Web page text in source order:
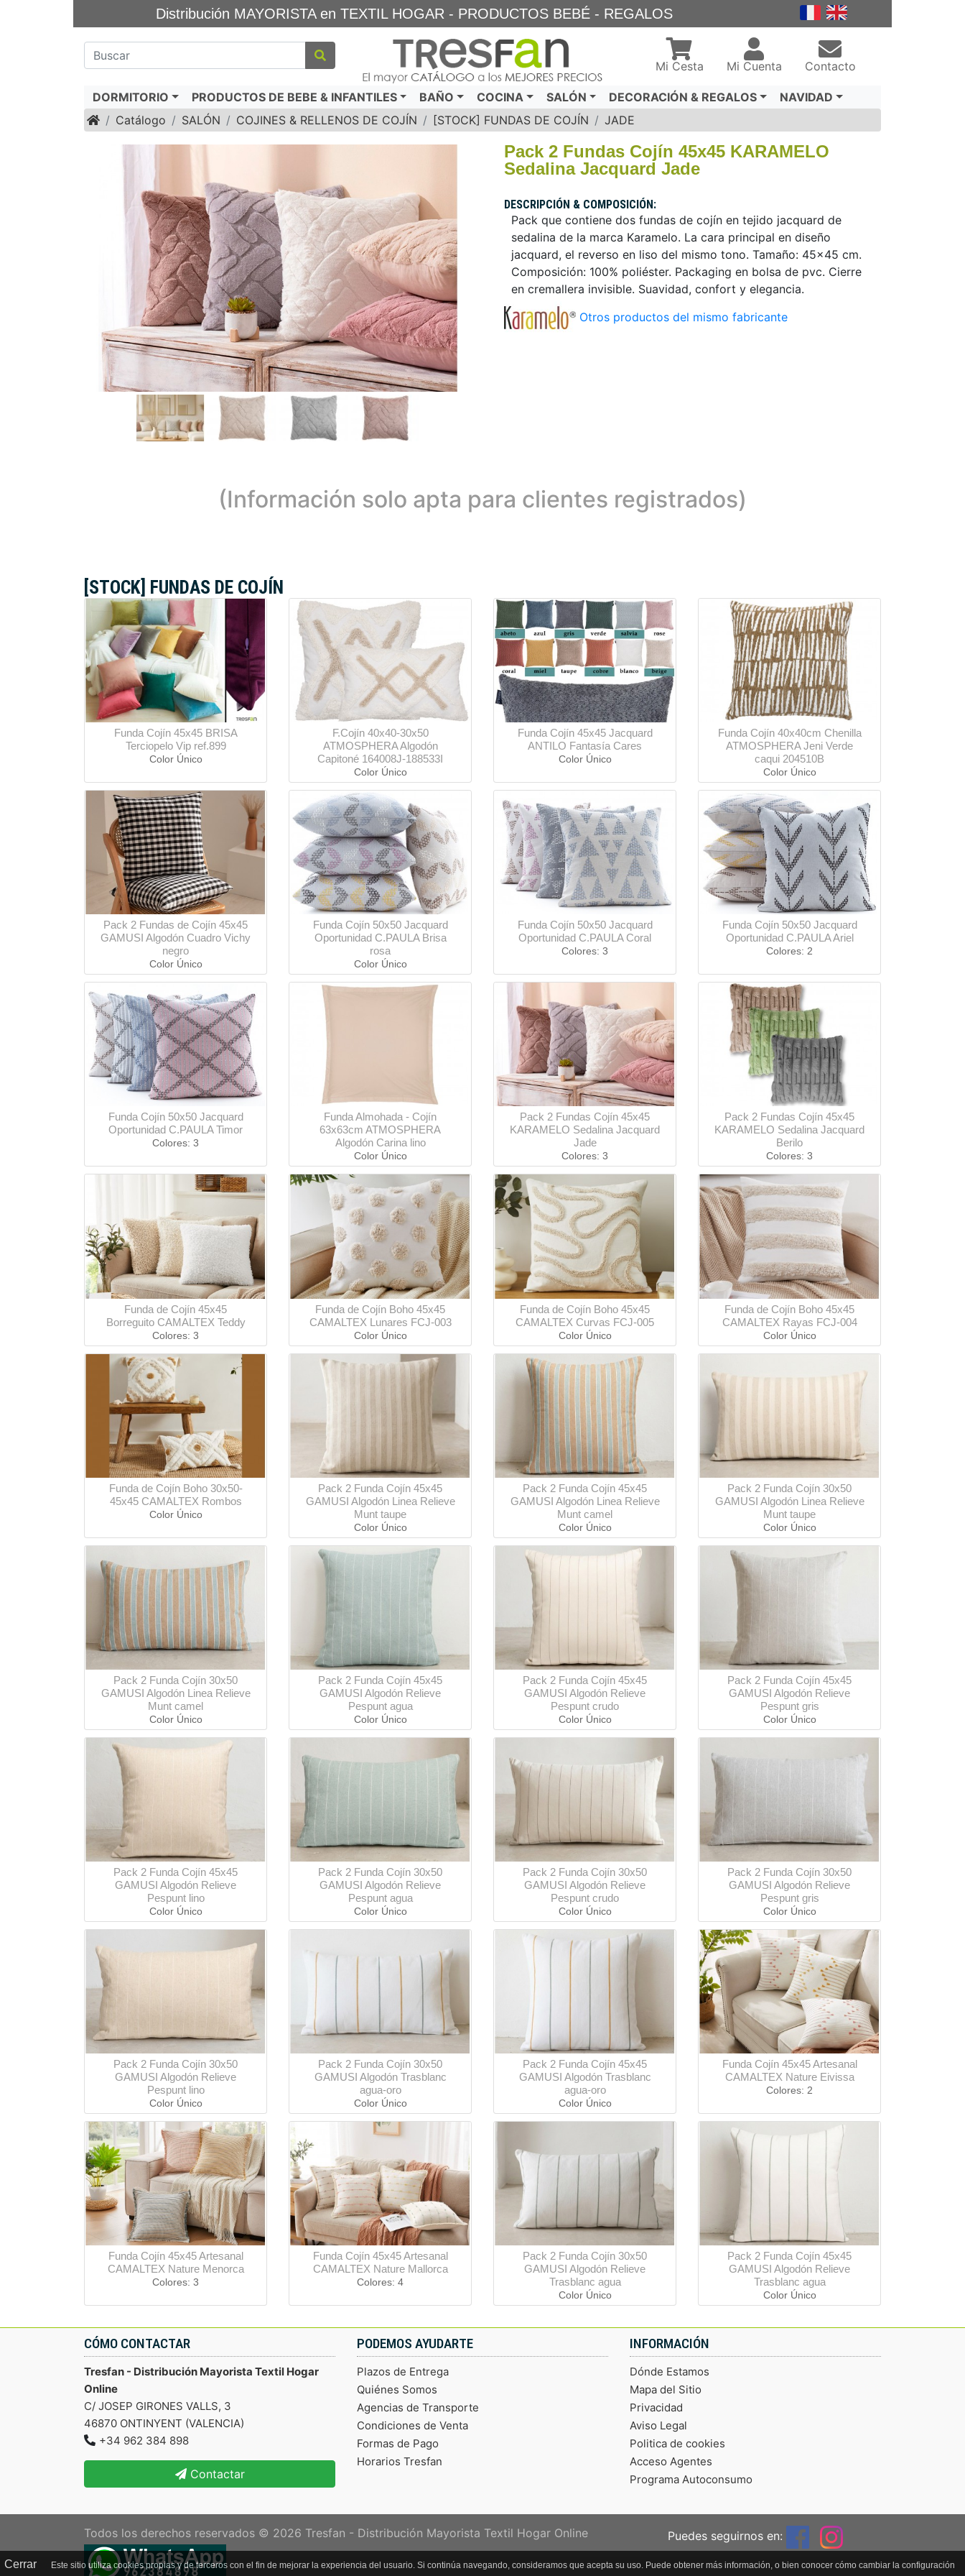
Cerrar Este sitio utiliza cookies propias y de terceros con el fin de mejorar la experiencia del usuario. Si continúa navegando, consideramos que acepta su uso. Puede obtener más información, o bien conocer cómo cambiar la configuración
Distribución MAYORISTA en TEXTIL HOGAR - PRODUCTOS BEBÉ - REGALOS
Mi Cesta Mi Cuenta Contacto
DORMITORIO PRODUCTOS DE BEBE & INFANTILES BAÑO COCINA SALÓN DECORACIÓN & REGALOS
NAVIDAD
InicioCatálogo SALÓN COJINES & RELLENOS DE COJÍN [STOCK] FUNDAS DE COJÍN JADE
Pack 2 Fundas Cojín 45x45 KARAMELO
Sedalina Jacquard Jade
DESCRIPCIÓN & COMPOSICIÓN:
Pack que contiene dos fundas de cojín en tejido jacquard de
sedalina de la marca Karamelo. La cara principal en diseño
jacquard, el reverso en liso del mismo tono. Tamaño: 45x45 cm.
Composición: 100% poliéster. Packaging en bolsa de pvc. Cierre
en cremallera invisible. Suavidad, confort y elegancia.
Otros productos del mismo fabricante
(Información solo apta para clientes registrados)
[STOCK] FUNDAS DE COJÍN
Funda Cojín 45x45 BRISA
Terciopelo Vip ref.899
Color Único
F.Cojín 40x40-30x50
ATMOSPHERA Algodón
Capitoné 164008J-188533I
Color Único
Funda Cojín 45x45 Jacquard
ANTILO Fantasía Cares
Color Único
Funda Cojín 40x40cm Chenilla
ATMOSPHERA Jeni Verde
caqui 204510B
Color Único
Pack 2 Fundas de Cojín 45x45
GAMUSI Algodón Cuadro Vichy
negro
Color Único
Funda Cojín 50x50 Jacquard
Oportunidad C.PAULA Brisa
rosa
Color Único
Funda Cojín 50x50 Jacquard
Oportunidad C.PAULA Coral
Colores: 3
Funda Cojín 50x50 Jacquard
Oportunidad C.PAULA Ariel
Colores: 2
Funda Cojín 50x50 Jacquard
Oportunidad C.PAULA Timor
Colores: 3
Funda Almohada - Cojín
63x63cm ATMOSPHERA
Algodón Carina lino
Color Único
Pack 2 Fundas Cojín 45x45
KARAMELO Sedalina Jacquard
Jade
Colores: 3
Pack 2 Fundas Cojín 45x45
KARAMELO Sedalina Jacquard
Berilo
Colores: 3
Funda de Cojín 45x45
Borreguito CAMALTEX Teddy
Colores: 3
Funda de Cojín Boho 45x45
CAMALTEX Lunares FCJ-003
Color Único
Funda de Cojín Boho 45x45
CAMALTEX Curvas FCJ-005
Color Único
Funda de Cojín Boho 45x45
CAMALTEX Rayas FCJ-004
Color Único
Funda de Cojín Boho 30x50-
45x45 CAMALTEX Rombos
Color Único
Pack 2 Funda Cojín 45x45
GAMUSI Algodón Linea Relieve
Munt taupe
Color Único
Pack 2 Funda Cojín 45x45
GAMUSI Algodón Linea Relieve
Munt camel
Color Único
Pack 2 Funda Cojín 30x50
GAMUSI Algodón Linea Relieve
Munt taupe
Color Único
Pack 2 Funda Cojín 30x50
GAMUSI Algodón Linea Relieve
Munt camel
Color Único
Pack 2 Funda Cojín 45x45
GAMUSI Algodón Relieve
Pespunt agua
Color Único
Pack 2 Funda Cojín 45x45
GAMUSI Algodón Relieve
Pespunt crudo
Color Único
Pack 2 Funda Cojín 45x45
GAMUSI Algodón Relieve
Pespunt gris
Color Único
Pack 2 Funda Cojín 45x45
GAMUSI Algodón Relieve
Pespunt lino
Color Único
Pack 2 Funda Cojín 30x50
GAMUSI Algodón Relieve
Pespunt agua
Color Único
Pack 2 Funda Cojín 30x50
GAMUSI Algodón Relieve
Pespunt crudo
Color Único
Pack 2 Funda Cojín 30x50
GAMUSI Algodón Relieve
Pespunt gris
Color Único
Pack 2 Funda Cojín 30x50
GAMUSI Algodón Relieve
Pespunt lino
Color Único
Pack 2 Funda Cojín 30x50
GAMUSI Algodón Trasblanc
agua-oro
Color Único
Pack 2 Funda Cojín 45x45
GAMUSI Algodón Trasblanc
agua-oro
Color Único
Funda Cojín 45x45 Artesanal
CAMALTEX Nature Eivissa
Colores: 2
Funda Cojín 45x45 Artesanal
CAMALTEX Nature Menorca
Colores: 3
Funda Cojín 45x45 Artesanal
CAMALTEX Nature Mallorca
Colores: 4
Pack 2 Funda Cojín 30x50
GAMUSI Algodón Relieve
Trasblanc agua
Color Único
Pack 2 Funda Cojín 45x45
GAMUSI Algodón Relieve
Trasblanc agua
Color Único
CÓMO CONTACTAR
Tresfan - Distribución Mayorista Textil Hogar
Online
C/ JOSEP GIRONES VALLS, 3
46870 ONTINYENT (VALENCIA)
+34 962 384 898
Contactar
PODEMOS AYUDARTE
Plazos de Entrega
Quiénes Somos
Agencias de Transporte
Condiciones de Venta
Formas de Pago
Horarios Tresfan
INFORMACIÓN
Dónde Estamos
Mapa del Sitio
Privacidad
Aviso Legal
Politica de cookies
Acceso Agentes
Programa Autoconsumo
Todos los derechos reservados © 2026 Tresfan - Distribución Mayorista Textil Hogar Online Puedes seguirnos en: